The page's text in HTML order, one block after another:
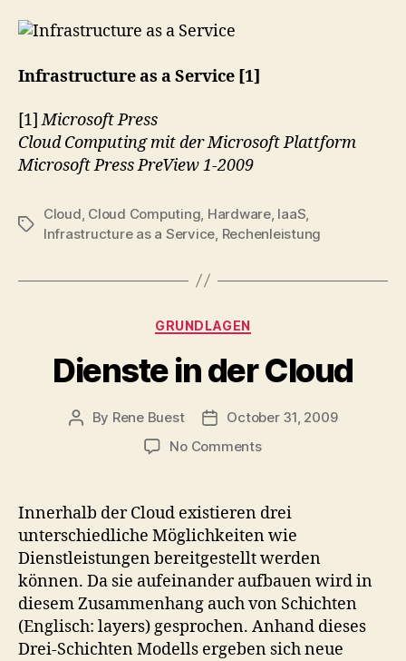
Infrastructure as a Service [1]
[1]Microsoft Press
Cloud Computing mit der Microsoft Plattform
Microsoft Press PreView 1-2009
Tags
Cloud Cloud Computing Hardware, IaaS
Infrastructure as a Service Rechenleistung
Categories
GRUNDLAGEN
Dienste in der Cloud
Post
By Rene Buest
PostOctober 31, 2009
No Commentson
der
Cloud
Innerhalb der Cloud existieren drei
unterschiedliche Möglichkeiten wie
Dienstleistungen bereitgestellt werden
können. Da sie aufeinander aufbauen wird in
diesem Zusammenhang auch von Schichten
(Englisch: layers) gesprochen. Anhand dieses
Drei-Schichten Modells ergeben sich neue